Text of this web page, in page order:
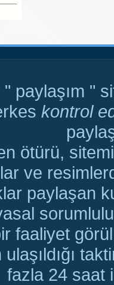
paylaşım "
kontrol
ötürü,
ve
paylaşan
faaliyet
fazla 24 saat